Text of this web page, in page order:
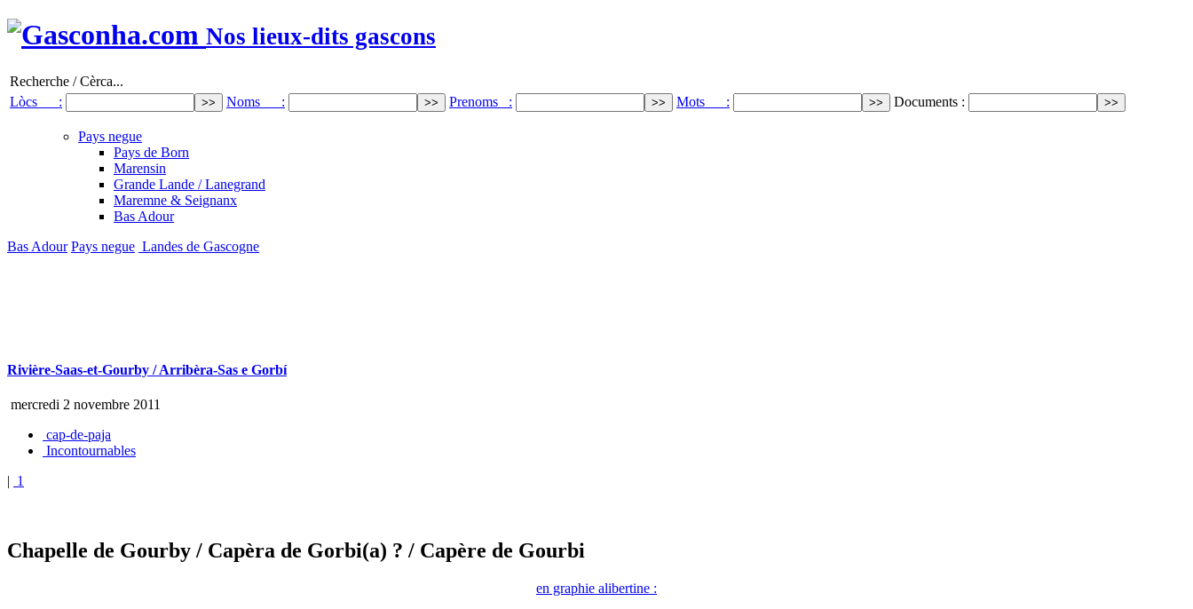
Nos lieux-dits gascons
Recherche / Cèrca...
Lòcs :
Noms : Prenoms : Mots : Documents :
Pays negue
Pays de Born
Marensin
Grande Lande / Lanegrand
Maremne & Seignanx
Bas Adour
Bas Adour Pays negue Landes de Gascogne
Rivière-Saas-et-Gourby / Arribèra-Sas e Gorbí
mercredi 2 novembre 2011
cap-de-paja
Incontournables
| 1
Chapelle de Gourby / Capèra de Gorbi(a) ? / Capère de Gourbi
en graphie alibertine :